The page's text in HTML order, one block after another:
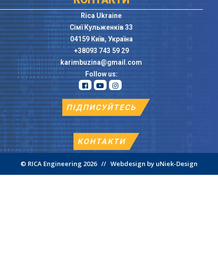
Rica Ukraine
Сімї Кульженків 33
04159 Київ, Україна
+38093 743 59 29
karimbuzina@gmail.com
Follow us:
ПІДПИСУЙТЕСЬ
КОНТАКТИ
© RICA Engineering 2026 // Webdesign by uNiek-Design